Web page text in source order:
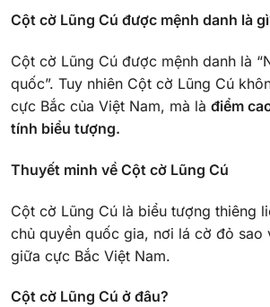
Cột cờ Lũng Cú được mệnh danh là
Cột cờ Lũng Cú được mệnh danh là
quốc”. Tuy nhiên Cột cờ Lũng Cú
cực Bắc của Việt Nam, mà là điểm
tính biểu tượng.
Thuyết minh về Cột cờ Lũng Cú
Cột cờ Lũng Cú là biểu tượng thiêng
chủ quyền quốc gia, nơi lá cờ đỏ sao
giữa cực Bắc Việt Nam.
Cột cờ Lũng Cú ở đâu?